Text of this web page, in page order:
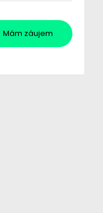
Mám záujem